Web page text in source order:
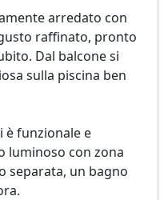
arredato con
raffinato, pronto
Dal balcone si
sulla piscina ben
è funzionale e
luminoso con zona
separata, un bagno